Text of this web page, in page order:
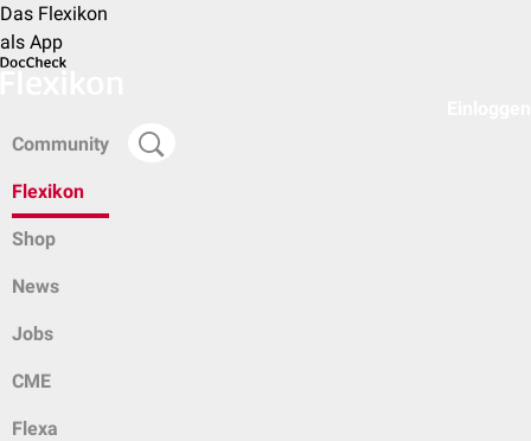
Das Flexikon
als App
Community
Flexikon
Shop
News
Jobs
CME
Flexa